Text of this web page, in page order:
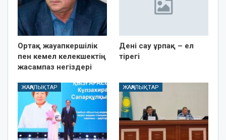
Ортақ жауапкершілік
пен кемел келекшектің
жасампаз негіздері
Дені сау ұрпақ – ел
тірегі
ЖАҢАЛЫҚТАР ЖАҢАЛЫҚТАР